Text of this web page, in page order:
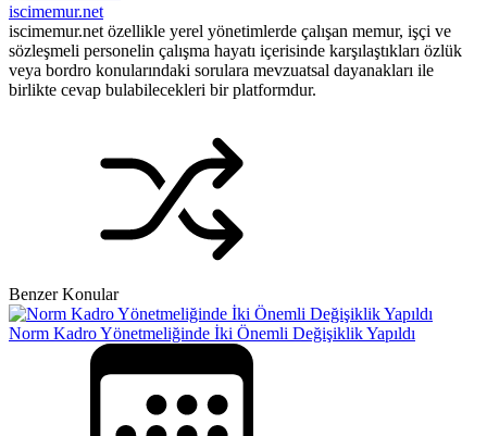
iscimemur.net
iscimemur.net özellikle yerel yönetimlerde çalışan memur, işçi ve
sözleşmeli personelin çalışma hayatı içerisinde karşılaştıkları özlük
veya bordro konularındaki sorulara mevzuatsal dayanakları ile
birlikte cevap bulabilecekleri bir platformdur.
Benzer Konular
Norm Kadro Yönetmeliğinde İki Önemli Değişiklik Yapıldı